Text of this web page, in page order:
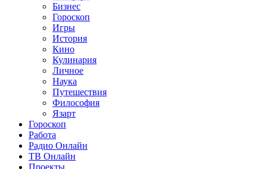
Бизнес
Гороскоп
Игры
История
Кино
Кулинария
Личное
Наука
Путешествия
Философия
Язарт
Гороскоп
Работа
Радио Онлайн
ТВ Онлайн
Проекты